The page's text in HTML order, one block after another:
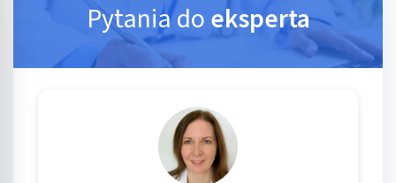
Pytania doeksperta